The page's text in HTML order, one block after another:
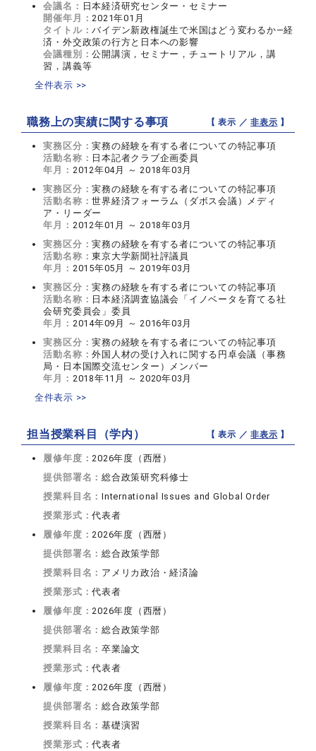
会議名： 日本経済研究センター・セミナー
開催年月：2021年01月
タイトル：バイデン新政権誕生で米国はどう変わるか―経
済・外交政策の行方と日本への影響
会議種別：公開講演，セミナー，チュートリアル，講
習，講義等
全件表示 >>
職務上の実績に関する事項 【 表示 ／非表示 】
実務区分：実務の経験を有する者についての特記事項
活動名称： 日本記者クラブ企画委員
年月： 2012年04月 ～ 2018年03月
実務区分：実務の経験を有する者についての特記事項
活動名称：世界経済フォーラム（ダボス会議）メディ
ア・リーダー
年月： 2012年01月 ～ 2018年03月
実務区分：実務の経験を有する者についての特記事項
活動名称：東京大学新聞社評議員
年月： 2015年05月 ～ 2019年03月
実務区分：実務の経験を有する者についての特記事項
活動名称： 日本経済調査協議会「イノベータを育てる社
会研究委員会」委員
年月： 2014年09月 ～ 2016年03月
実務区分：実務の経験を有する者についての特記事項
活動名称：外国人材の受け入れに関する円卓会議（事務
局・日本国際交流センター）メンバー
年月： 2018年11月 ～ 2020年03月
全件表示 >>
担当授業科目（学内） 【 表示 ／非表示 】
履修年度：2026年度（西暦）
提供部署名：総合政策研究科修士
授業科目名：International Issues and Global Order
授業形式：代表者
履修年度：2026年度（西暦）
提供部署名：総合政策学部
授業科目名： アメリカ政治・経済論
授業形式：代表者
履修年度：2026年度（西暦）
提供部署名：総合政策学部
授業科目名：卒業論文
授業形式：代表者
履修年度：2026年度（西暦）
提供部署名：総合政策学部
授業科目名：基礎演習
授業形式：代表者